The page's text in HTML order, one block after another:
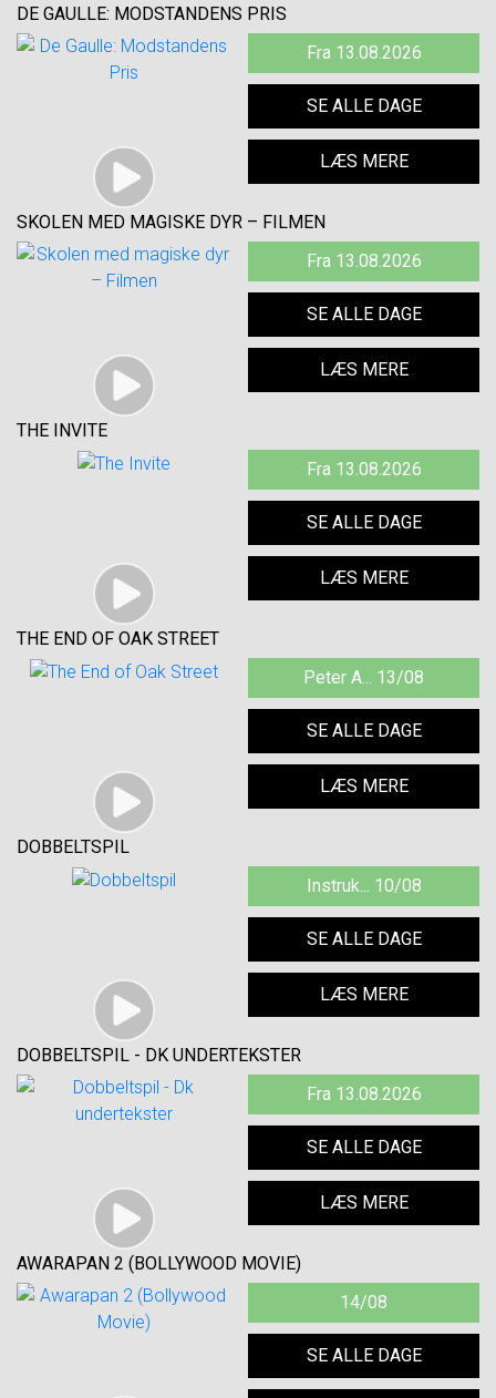
DE GAULLE: MODSTANDENS PRIS
Fra 13.08.2026
SE ALLE DAGE
LÆS MERE
SKOLEN MED MAGISKE DYR – FILMEN
Fra 13.08.2026
SE ALLE DAGE
LÆS MERE
THE INVITE
Fra 13.08.2026
SE ALLE DAGE
LÆS MERE
THE END OF OAK STREET
Peter A... 13/08
SE ALLE DAGE
LÆS MERE
DOBBELTSPIL
Instruk... 10/08
SE ALLE DAGE
LÆS MERE
DOBBELTSPIL - DK UNDERTEKSTER
Fra 13.08.2026
SE ALLE DAGE
LÆS MERE
AWARAPAN 2 (BOLLYWOOD MOVIE)
14/08
SE ALLE DAGE